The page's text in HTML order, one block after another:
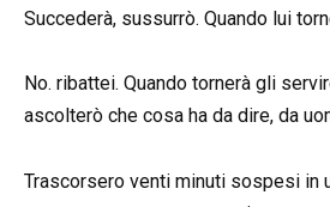
Succederà, sussurrò. Quando lui
No. ribattei. Quando tornerà gli
ascolterò che cosa ha da dire, da
Trascorsero venti minuti sospesi in